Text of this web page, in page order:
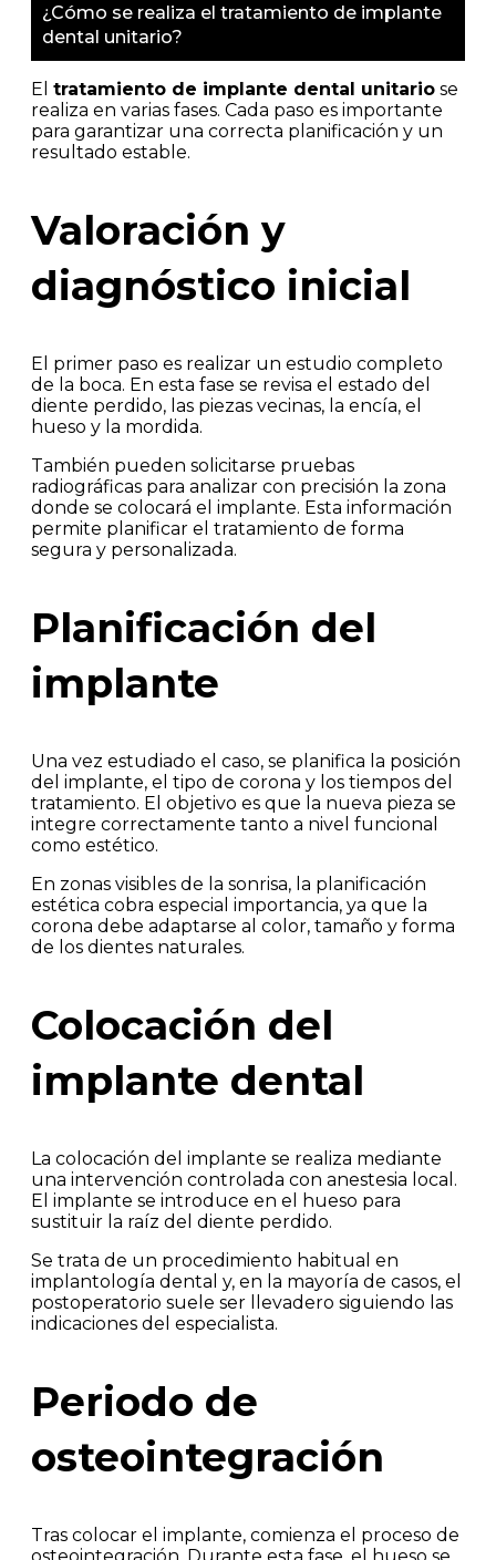
¿Cómo se realiza el tratamiento de implante
dental unitario?
Eltratamiento de implante dental unitario se
realiza en varias fases. Cada paso es importante
para garantizar una correcta planificación y un
resultado estable.
Valoración y
diagnóstico inicial
El primer paso es realizar un estudio completo
de la boca. En esta fase se revisa el estado del
diente perdido, las piezas vecinas, la encía, el
hueso y la mordida.
También pueden solicitarse pruebas
radiográficas para analizar con precisión la zona
donde se colocará el implante. Esta información
permite planificar el tratamiento de forma
segura y personalizada.
Planificación del
implante
Una vez estudiado el caso, se planifica la posición
del implante, el tipo de corona y los tiempos del
tratamiento. El objetivo es que la nueva pieza se
integre correctamente tanto a nivel funcional
como estético.
En zonas visibles de la sonrisa, la planificación
estética cobra especial importancia, ya que la
corona debe adaptarse al color, tamaño y forma
de los dientes naturales.
Colocación del
implante dental
La colocación del implante se realiza mediante
una intervención controlada con anestesia local.
El implante se introduce en el hueso para
sustituir la raíz del diente perdido.
Se trata de un procedimiento habitual en
implantología dental y, en la mayoría de casos, el
postoperatorio suele ser llevadero siguiendo las
indicaciones del especialista.
Periodo de
osteointegración
Tras colocar el implante, comienza el proceso de